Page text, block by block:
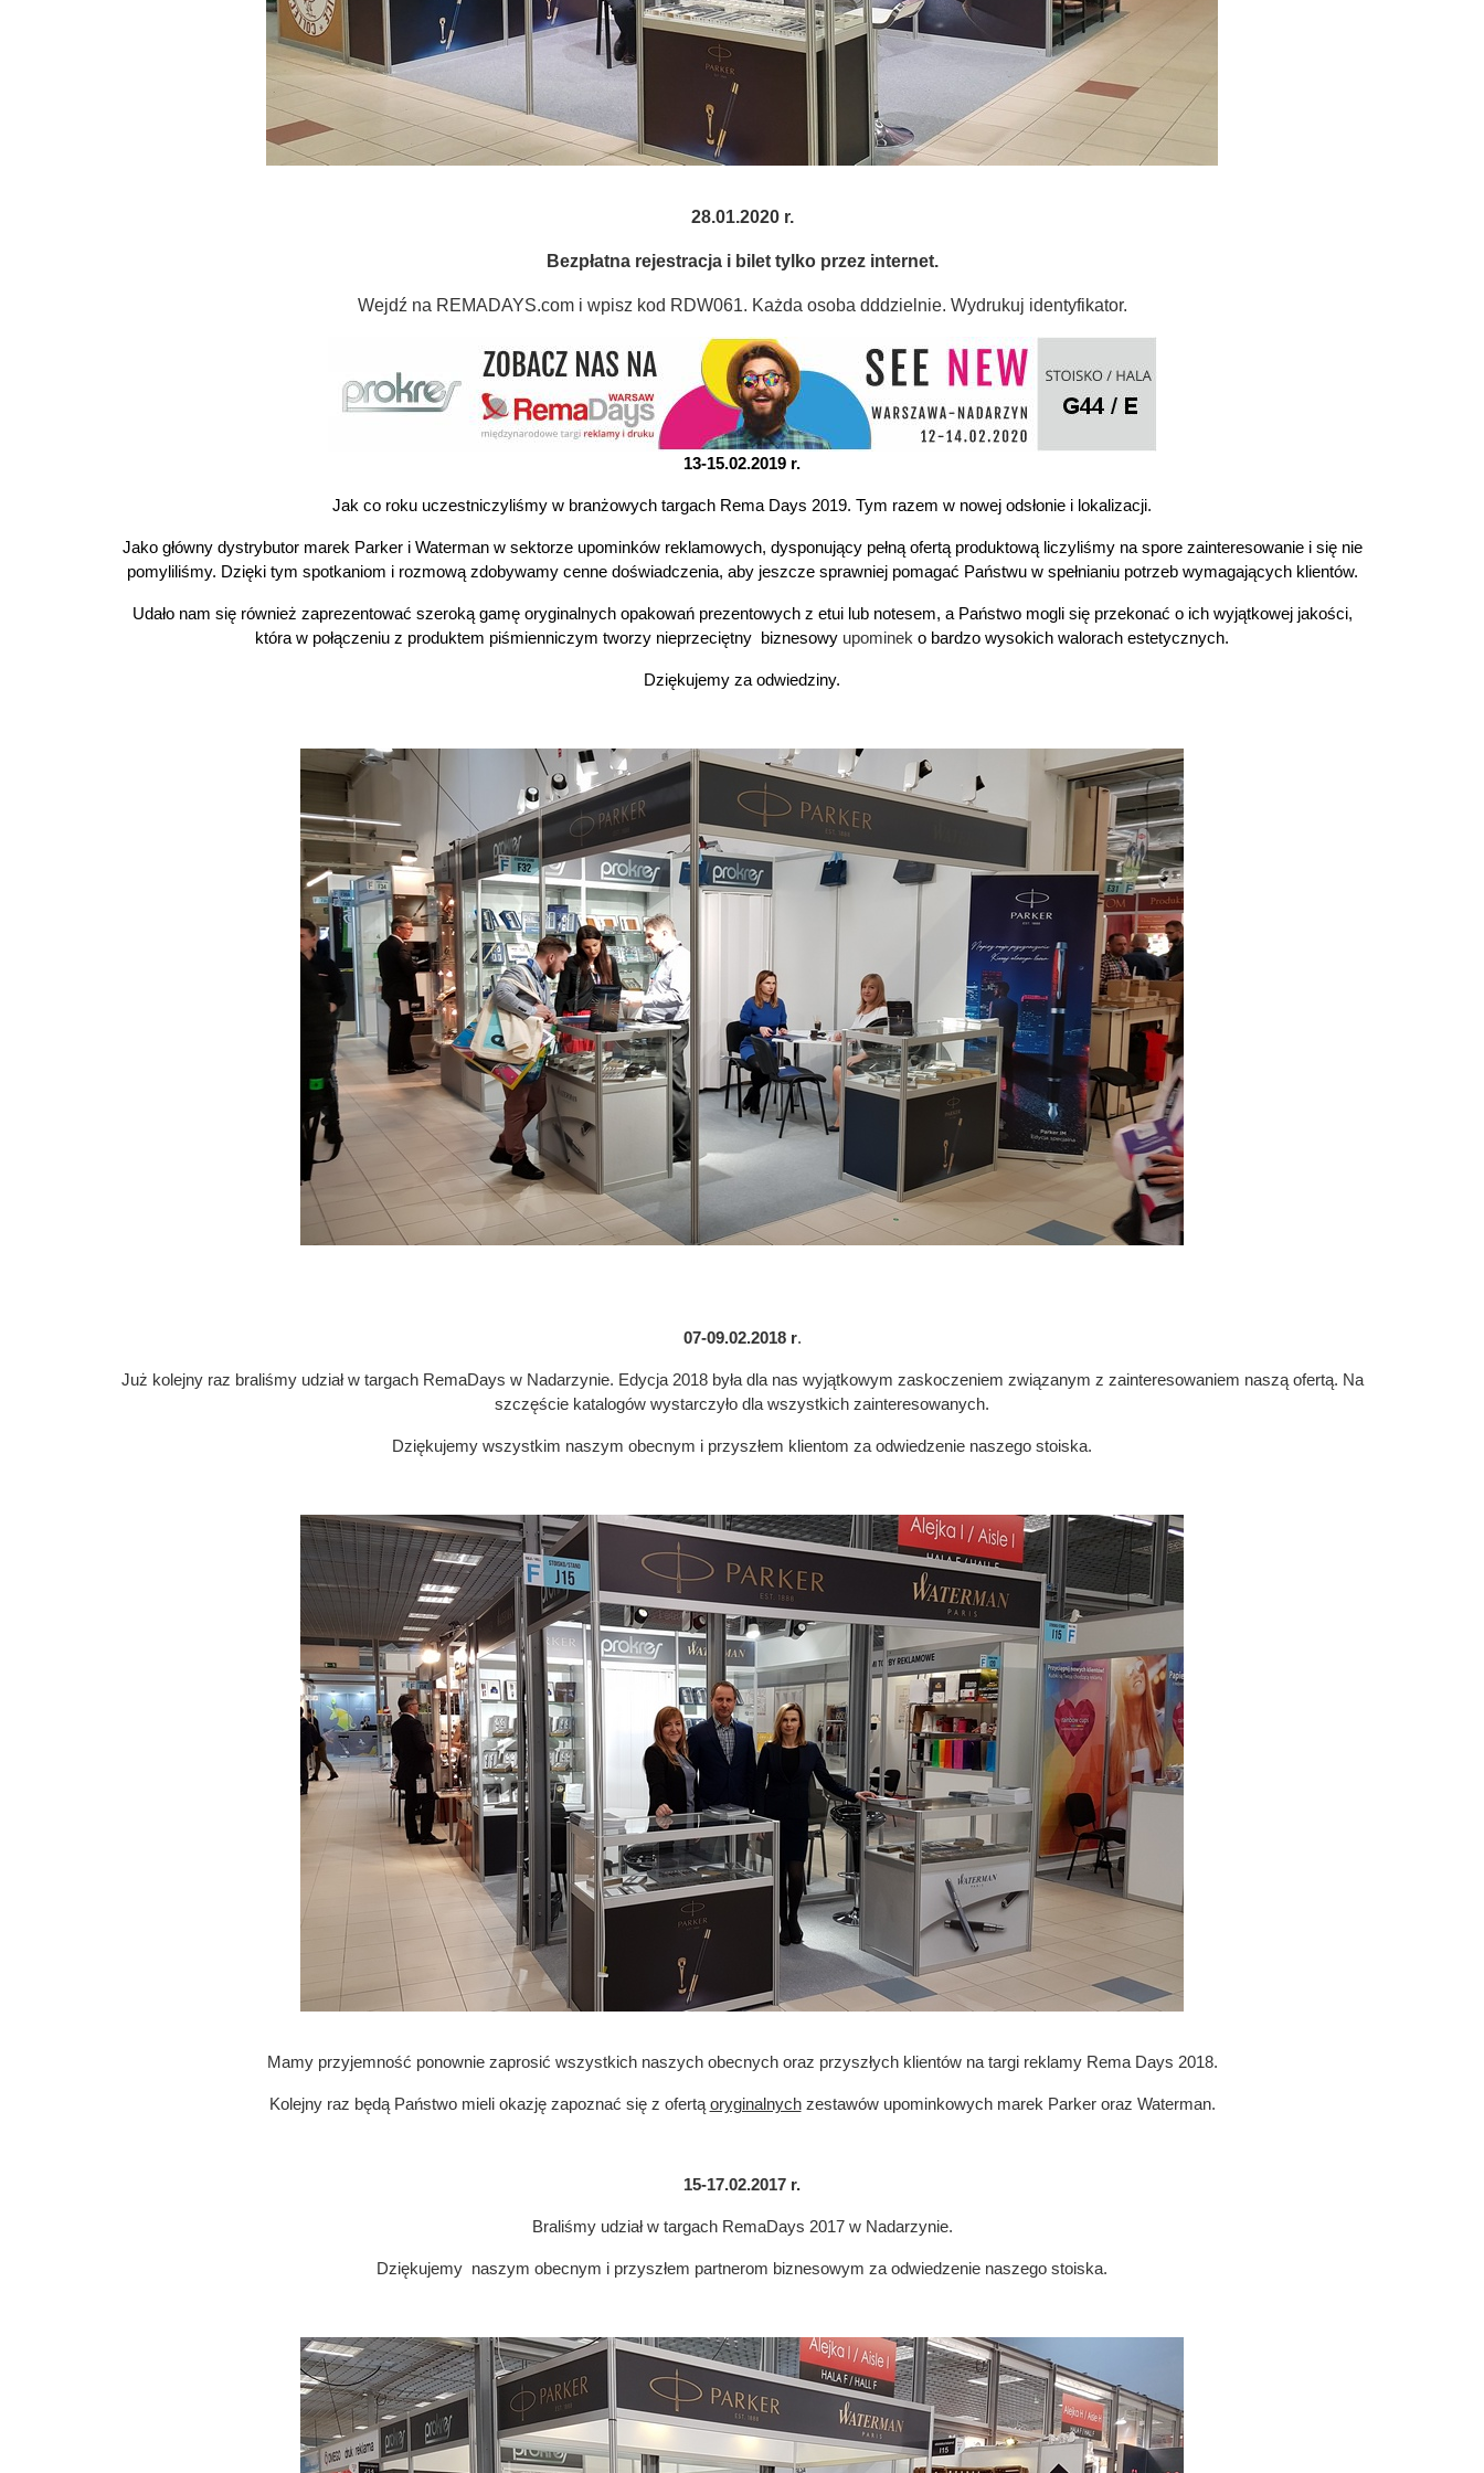
28.01.2020 r.
Bezpłatna rejestracja i bilet tylko przez internet.
Wejdź na REMADAYS.com i wpisz kod RDW061. Każda osoba dddzielnie. Wydrukuj identyfikator.
13-15.02.2019 r.
Jak co roku uczestniczyliśmy w branżowych targach Rema Days 2019. Tym razem w nowej odsłonie i lokalizacji.
Jako główny dystrybutor marek Parker i Waterman w sektorze upominków reklamowych, dysponujący pełną ofertą produktową liczyliśmy na spore zainteresowanie i się nie
pomyliliśmy. Dzięki tym spotkaniom i rozmową zdobywamy cenne doświadczenia, aby jeszcze sprawniej pomagać Państwu w spełnianiu potrzeb wymagających klientów.
Udało nam się również zaprezentować szeroką gamę oryginalnych opakowań prezentowych z etui lub notesem, a Państwo mogli się przekonać o ich wyjątkowej jakości,
która w połączeniu z produktem piśmienniczym tworzy nieprzeciętny biznesowy upominek o bardzo wysokich walorach estetycznych.
Dziękujemy za odwiedziny.
07-09.02.2018 r.
Już kolejny raz braliśmy udział w targach RemaDays w Nadarzynie. Edycja 2018 była dla nas wyjątkowym zaskoczeniem związanym z zainteresowaniem naszą ofertą. Na
szczęście katalogów wystarczyło dla wszystkich zainteresowanych.
Dziękujemy wszystkim naszym obecnym i przyszłem klientom za odwiedzenie naszego stoiska.
Mamy przyjemność ponownie zaprosić wszystkich naszych obecnych oraz przyszłych klientów na targi reklamy Rema Days 2018.
Kolejny raz będą Państwo mieli okazję zapoznać się z ofertą oryginalnychzestawów upominkowych marek Parker oraz Waterman.
15-17.02.2017 r.
Braliśmy udział w targach RemaDays 2017 w Nadarzynie.
Dziękujemy naszym obecnym i przyszłem partnerom biznesowym za odwiedzenie naszego stoiska.